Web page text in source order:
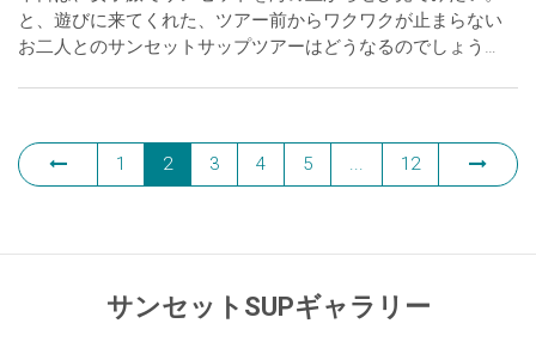
と、遊びに来てくれた、ツアー前からワクワクが止まらない
お二人とのサンセットサップツアーはどうなるのでしょう…
1 2 3 4 5 ... 12
サンセットSUPギャラリー